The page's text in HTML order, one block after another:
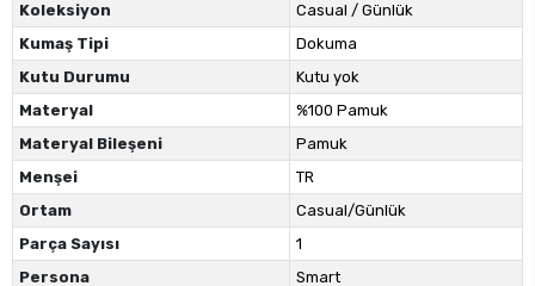
Koleksiyon
Casual / Günlük
Kumaş Tipi
Dokuma
Kutu Durumu
Kutu yok
Materyal
%100 Pamuk
Materyal Bileşeni
Pamuk
Menşei
TR
Ortam
Casual/Günlük
Parça Sayısı
1
Persona
Smart